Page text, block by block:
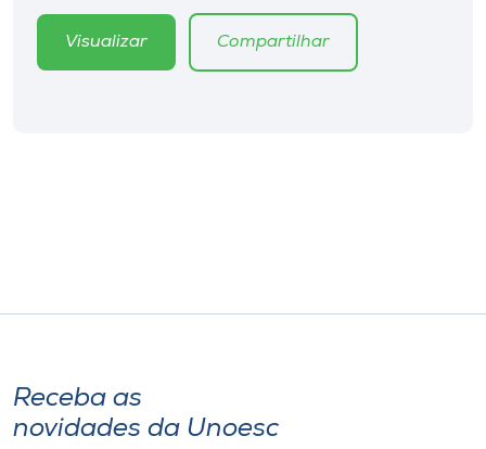
Rádio
A+
Visualizar Compartilhar
Receba as
novidades da Unoesc